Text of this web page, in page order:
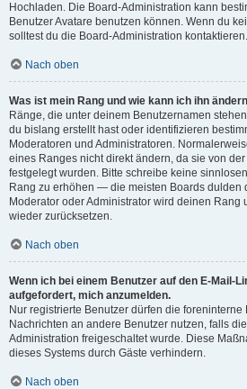
Hochladen. Die Board-Administration kann
Benutzer Avatare benutzen können. Wenn du
solltest du die Board-Administration kontaktieren.
Nach oben
Was ist mein Rang und wie kann ich ihn
Ränge, die unter deinem Benutzernamen
du bislang erstellt hast oder identifizieren
Moderatoren und Administratoren.
eines Ranges nicht direkt ändern, da sie von
festgelegt wurden. Bitte schreibe keine
Rang zu erhöhen — die meisten Boards dulden
Moderator oder Administrator wird deinen Rang
wieder zurücksetzen.
Nach oben
Wenn ich bei einem Benutzer auf den E-Mail-
aufgefordert, mich anzumelden.
Nur registrierte Benutzer dürfen die foreninterne
Nachrichten an andere Benutzer nutzen, falls
Administration freigeschaltet wurde. Diese
dieses Systems durch Gäste verhindern.
Nach oben